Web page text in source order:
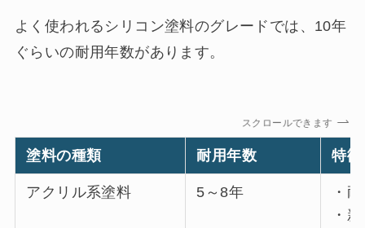
よく使われるシリコン塗料のグレードでは、10年
ぐらいの耐用年数があります。
スクロールできます
塗料の種類 耐用年数 特徴
アクリル系塗料 5～8年
・
・